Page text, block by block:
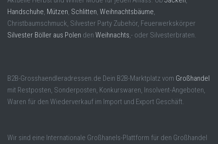
Handschuhe Mützen Schlitten Weihnachtsbäume
Christbaumschmuck, Silvester Party Zubehör, Feuerwerkskörper
Silvester Böller aus Polen den Weihnachts ,- oder Silvesterbraten.
B2B-Grosshaendleradressen.de Dein B2B-Marktplatz vom Großhandel
mit Restposten, Sonderposten, Konkurswaren, Insolvent-Angeboten,
Waren für den Wiederverkauf im Import und Export Geschäft.
Wir sind eine Internationale Großhanels-Plattform für den Großhandel